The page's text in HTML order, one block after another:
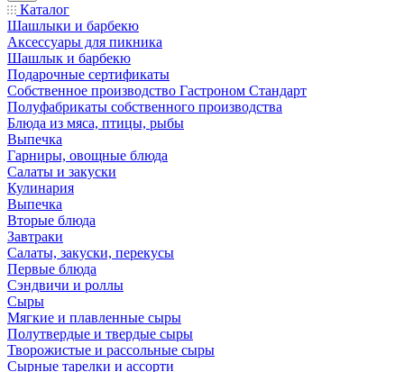
Каталог
Шашлыки и барбекю
Аксессуары для пикника
Шашлык и барбекю
Подарочные сертификаты
Собственное производство Гастроном Стандарт
Полуфабрикаты собственного производства
Блюда из мяса, птицы, рыбы
Выпечка
Гарниры, овощные блюда
Салаты и закуски
Кулинария
Выпечка
Вторые блюда
Завтраки
Салаты, закуски, перекусы
Первые блюда
Сэндвичи и роллы
Сыры
Мягкие и плавленные сыры
Полутвердые и твердые сыры
Творожистые и рассольные сыры
Сырные тарелки и ассорти